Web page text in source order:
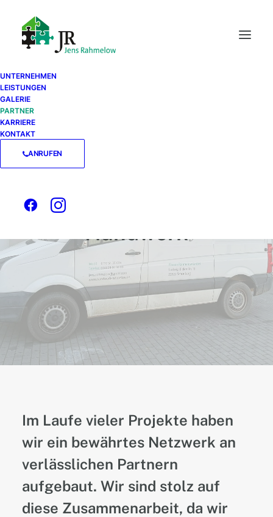
UNTERNEHMEN
LEISTUNGEN
GALERIE
PARTNER
KARRIERE
KONTAKT
ANRUFEN
Gemeinsam stark im
Handwerk
Im Laufe vieler Projekte haben
wir ein bewährtes Netzwerk an
verlässlichen Partnern
aufgebaut. Wir sind stolz auf
diese Zusammenarbeit, da wir